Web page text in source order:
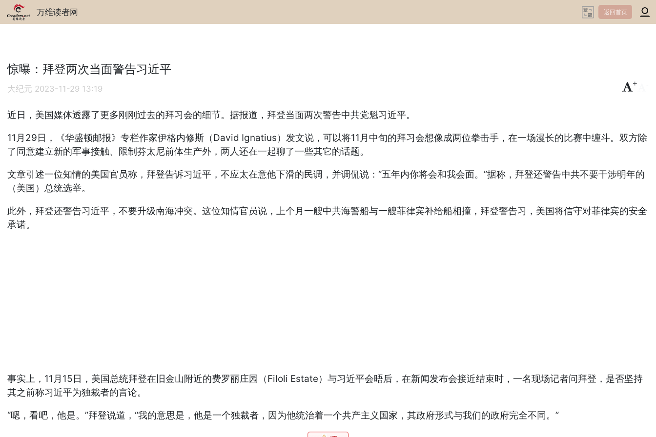
万维读者网 返回首页
惊曝：拜登两次当面警告习近平
大纪元 2023-11-29 13:19
+
近日，美国媒体透露了更多刚刚过去的拜习会的细节。据报道，拜登当面两次警告中共党魁习近平。
11月29日，《华盛顿邮报》专栏作家伊格内修斯（David Ignatius）发文说，可以将11月中旬的拜习会想像成两位拳击手，在一场漫长的比赛中缠斗。双方除
了同意建立新的军事接触、限制芬太尼前体生产外，两人还在一起聊了一些其它的话题。
文章引述一位知情的美国官员称，拜登告诉习近平，不应太在意他下滑的民调，并调侃说：“五年内你将会和我会面。”据称，拜登还警告中共不要干涉明年的
（美国）总统选举。
此外，拜登还警告习近平，不要升级南海冲突。这位知情官员说，上个月一艘中共海警船与一艘菲律宾补给船相撞，拜登警告习，美国将信守对菲律宾的安全
承诺。
事实上，11月15日，美国总统拜登在旧金山附近的费罗丽庄园（Filoli Estate）与习近平会晤后，在新闻发布会接近结束时，一名现场记者问拜登，是否坚持
其之前称习近平为独裁者的言论。
“嗯，看吧，他是。”拜登说道，“我的意思是，他是一个独裁者，因为他统治着一个共产主义国家，其政府形式与我们的政府完全不同。”